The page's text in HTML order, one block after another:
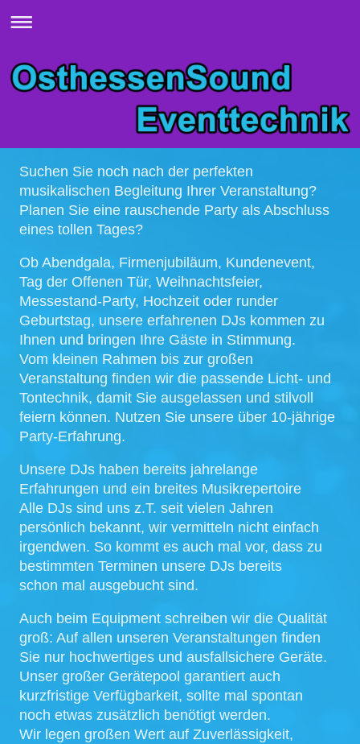
Suchen Sie noch nach der perfekten
musikalischen Begleitung Ihrer Veranstaltung?
Planen Sie eine rauschende Party als Abschluss
eines tollen Tages?
Ob Abendgala, Firmenjubiläum, Kundenevent,
Tag der Offenen Tür, Weihnachtsfeier,
Messestand-Party, Hochzeit oder runder
Geburtstag, unsere erfahrenen DJs kommen zu
Ihnen und bringen Ihre Gäste in Stimmung.
Vom kleinen Rahmen bis zur großen
Veranstaltung finden wir die passende Licht- und
Tontechnik, damit Sie ausgelassen und stilvoll
feiern können. Nutzen Sie unsere über 10-jährige
Party-Erfahrung.
Unsere DJs haben bereits jahrelange
Erfahrungen und ein breites Musikrepertoire
Alle DJs sind uns z.T. seit vielen Jahren
persönlich bekannt, wir vermitteln nicht einfach
irgendwen. So kommt es auch mal vor, dass zu
bestimmten Terminen unsere DJs bereits
schon mal ausgebucht sind.
Auch beim Equipment schreiben wir die Qualität
groß: Auf allen unseren Veranstaltungen finden
Sie nur hochwertiges und ausfallsichere Geräte.
Unser großer Gerätepool garantiert auch
kurzfristige Verfügbarkeit, sollte mal spontan
noch etwas zusätzlich benötigt werden.
Wir legen großen Wert auf Zuverlässigkeit,